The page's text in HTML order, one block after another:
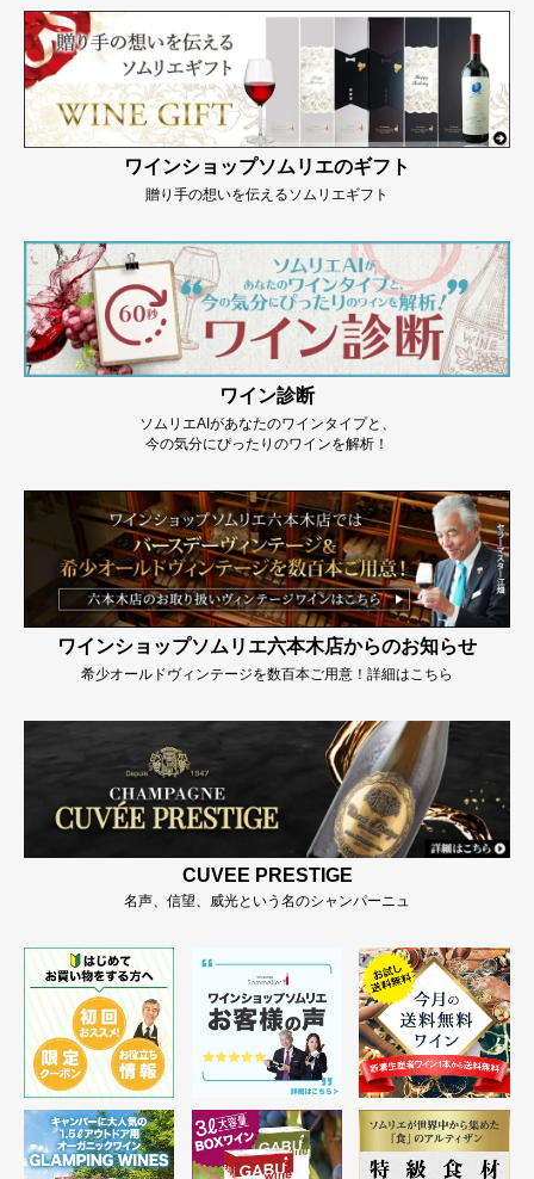
ワインショップソムリエのギフト
贈り手の想いを伝えるソムリエギフト
ワイン診断
ソムリエAIがあなたのワインタイプと、
今の気分にぴったりのワインを解析！
ワインショップソムリエ六本木店からのお知らせ
希少オールドヴィンテージを数百本ご用意！詳細はこちら
CUVEE PRESTIGE
名声、信望、威光という名のシャンパーニュ